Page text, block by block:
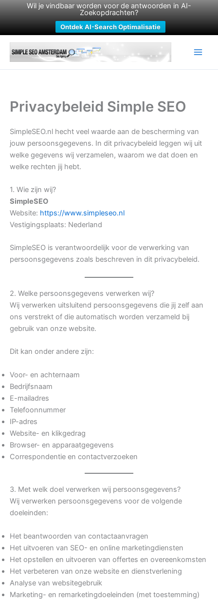
Wil je vindbaar worden voor de antwoorden in AI-
Zoekopdrachten?
Ontdek AI-Search Optimalisatie
naar
Privacybeleid Simple SEO
SimpleSEO.nl hecht veel waarde aan de bescherming van
jouw persoonsgegevens. In dit privacybeleid leggen wij uit
welke gegevens wij verzamelen, waarom we dat doen en
welke rechten jij hebt.
1. Wie zijn wij?
SimpleSEO
Website: https://www.simpleseo.nl
Vestigingsplaats: Nederland
SimpleSEO is verantwoordelijk voor de verwerking van
persoonsgegevens zoals beschreven in dit privacybeleid.
2. Welke persoonsgegevens verwerken wij?
Wij verwerken uitsluitend persoonsgegevens die jij zelf aan
ons verstrekt of die automatisch worden verzameld bij
gebruik van onze website.
Dit kan onder andere zijn:
Voor- en achternaam
Bedrijfsnaam
E-mailadres
Telefoonnummer
IP-adres
Website- en klikgedrag
Browser- en apparaatgegevens
Correspondentie en contactverzoeken
3. Met welk doel verwerken wij persoonsgegevens?
Wij verwerken persoonsgegevens voor de volgende
doeleinden:
Het beantwoorden van contactaanvragen
Het uitvoeren van SEO- en online marketingdiensten
Het opstellen en uitvoeren van offertes en overeenkomsten
Het verbeteren van onze website en dienstverlening
Analyse van websitegebruik
Marketing- en remarketingdoeleinden (met toestemming)